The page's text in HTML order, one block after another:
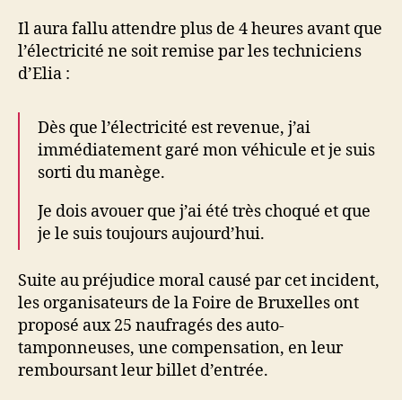
Il aura fallu attendre plus de 4 heures avant que
l’électricité ne soit remise par les techniciens
d’Elia :
Dès que l’électricité est revenue, j’ai
immédiatement garé mon véhicule et je suis
sorti du manège.
Je dois avouer que j’ai été très choqué et que
je le suis toujours aujourd’hui.
Suite au préjudice moral causé par cet incident,
les organisateurs de la Foire de Bruxelles ont
proposé aux 25 naufragés des auto-
tamponneuses, une compensation, en leur
remboursant leur billet d’entrée.